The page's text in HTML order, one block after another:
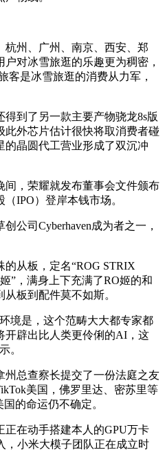
州、广州、南京、西安、郑
对冰雪旅逛的乐趣更为稠密，
客是冰雪旅逛的消费从力军，
到了另一款主要产物骁龙8s版
此外芯片估计很快将取消费者碰
晶圆代工营业形成了双沉冲
，荣耀就发布董事会文件颁布
IPO）登岸本钱市场。
司Cyberhaven成为者之一，
从板，定名“ROG STRIX
”，满身上下充满了RO姬的和
板到配件莫不如斯。
是，这个范畴大大都专家都
开辟出比人类更伶俐的AI，这
。
总查察长提交了一份法庭之友
美国，佛罗里达、密苏里等
的命运仍不确定。
在动手搭建本人的GPU万卡
，小米大模子团队正在成立时